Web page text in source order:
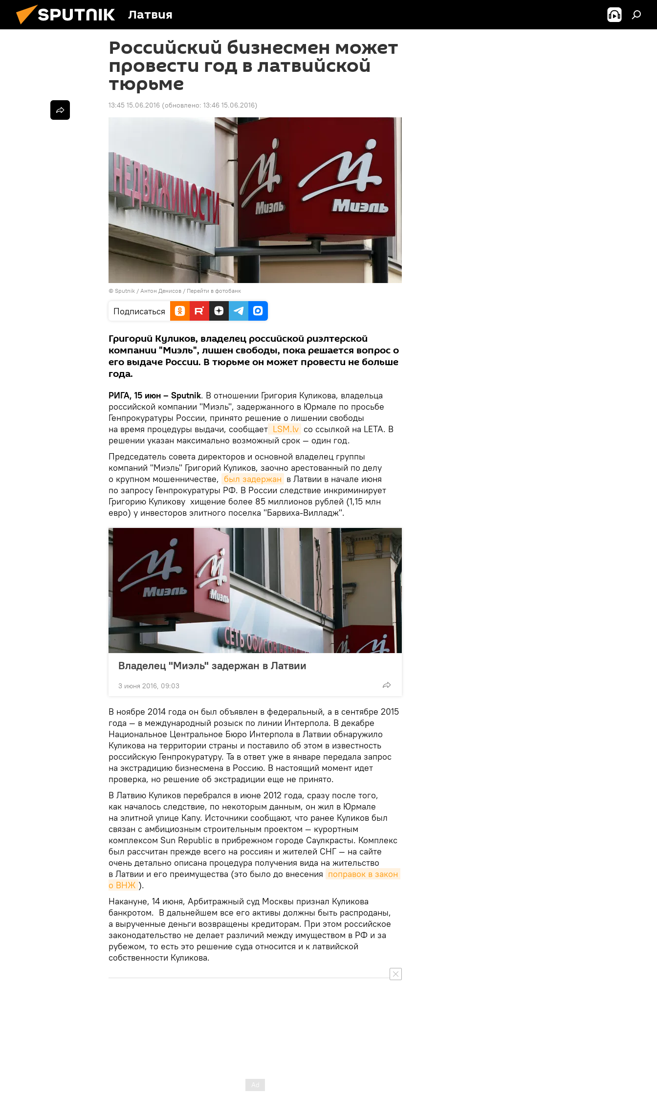
Латвия
Российский бизнесмен может
провести год в латвийской
тюрьме
13:45 15.06.2016 (обновлено: 13:46 15.06.2016)
© Sputnik / Антон Денисов / Перейти в фотобанк
Подписаться
Григорий Куликов, владелец российской риэлтерской
компании "Миэль", лишен свободы, пока решается вопрос о
его выдаче России. В тюрьме он может провести не больше
года.
РИГА, 15 июн – Sputnik. В отношении Григория Куликова, владельца
российской компании "Миэль", задержанного в Юрмале по просьбе
Генпрокуратуры России, принято решение о лишении свободы
на время процедуры выдачи, сообщает LSM.lv со ссылкой на LETA. В
решении указан максимально возможный срок — один год.
Председатель совета директоров и основной владелец группы
компаний "Миэль" Григорий Куликов, заочно арестованный по делу
о крупном мошенничестве, был задержан в Латвии в начале июня
по запросу Генпрокуратуры РФ. В России следствие инкриминирует
Григорию Куликову хищение более 85 миллионов рублей (1,15 млн
евро) у инвесторов элитного поселка "Барвиха-Вилладж".
Владелец "Миэль" задержан в Латвии
3 июня 2016, 09:03
В ноябре 2014 года он был объявлен в федеральный, а в сентябре 2015
года — в международный розыск по линии Интерпола. В декабре
Национальное Центральное Бюро Интерпола в Латвии обнаружило
Куликова на территории страны и поставило об этом в известность
российскую Генпрокуратуру. Та в ответ уже в январе передала запрос
на экстрадицию бизнесмена в Россию. В настоящий момент идет
проверка, но решение об экстрадиции еще не принято.
В Латвию Куликов перебрался в июне 2012 года, сразу после того,
как началось следствие, по некоторым данным, он жил в Юрмале
на элитной улице Капу. Источники сообщают, что ранее Куликов был
связан с амбициозным строительным проектом — курортным
комплексом Sun Republic в прибрежном городе Саулкрасты. Комплекс
был рассчитан прежде всего на россиян и жителей СНГ — на сайте
очень детально описана процедура получения вида на жительство
в Латвии и его преимущества (это было до внесения поправок в закон
о ВНЖ ).
Накануне, 14 июня, Арбитражный суд Москвы признал Куликова
банкротом. В дальнейшем все его активы должны быть распроданы,
а вырученные деньги возвращены кредиторам. При этом российское
законодательство не делает различий между имуществом в РФ и за
рубежом, то есть это решение суда относится и к латвийской
собственности Куликова.